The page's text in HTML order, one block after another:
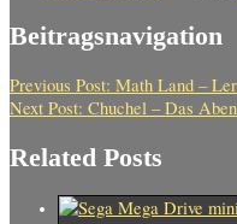
Beitragsnavigation
Previous Post: Math Land –
Next Post: Chuchel – Das
Related Posts